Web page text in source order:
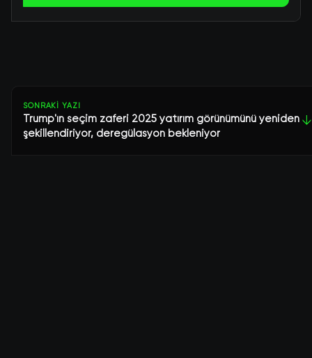
SONRAKI YAZI
Trump'ın seçim zaferi 2025 yatırım görünümünü yeniden
şekillendiriyor, deregülasyon bekleniyor
↓